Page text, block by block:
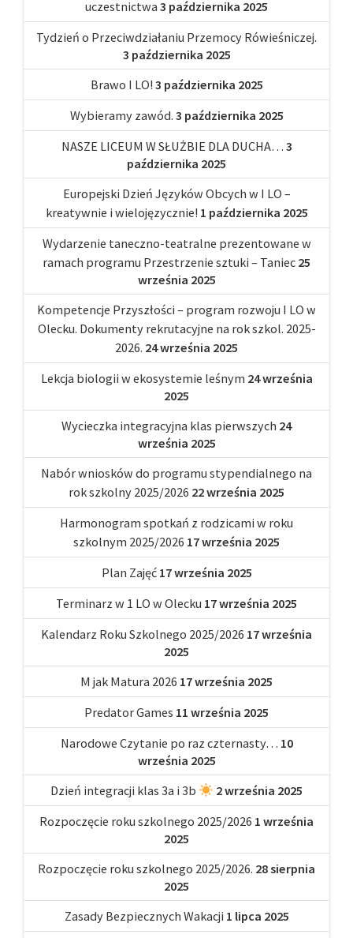
uczestnictwa 3 października 2025
Tydzień o Przeciwdziałaniu Przemocy Rówieśniczej.
3 października 2025
Brawo I LO! 3 października 2025
Wybieramy zawód. 3 października 2025
NASZE LICEUM W SŁUŻBIE DLA DUCHA… 3
października 2025
Europejski Dzień Języków Obcych w I LO –
kreatywnie i wielojęzycznie! 1 października 2025
Wydarzenie taneczno-teatralne prezentowane w
ramach programu Przestrzenie sztuki – Taniec 25
września 2025
Kompetencje Przyszłości – program rozwoju I LO w
Olecku. Dokumenty rekrutacyjne na rok szkol. 2025-
2026. 24 września 2025
Lekcja biologii w ekosystemie leśnym 24 września
2025
Wycieczka integracyjna klas pierwszych 24
września 2025
Nabór wniosków do programu stypendialnego na
rok szkolny 2025/2026 22 września 2025
Harmonogram spotkań z rodzicami w roku
szkolnym 2025/2026 17 września 2025
Plan Zajęć 17 września 2025
Terminarz w 1 LO w Olecku 17 września 2025
Kalendarz Roku Szkolnego 2025/2026 17 września
2025
M jak Matura 2026 17 września 2025
Predator Games 11 września 2025
Narodowe Czytanie po raz czternasty… 10
września 2025
Dzień integracji klas 3a i 3b
2 września 2025
Rozpoczęcie roku szkolnego 2025/2026 1 września
2025
Rozpoczęcie roku szkolnego 2025/2026. 28 sierpnia
2025
Zasady Bezpiecznych Wakacji 1 lipca 2025